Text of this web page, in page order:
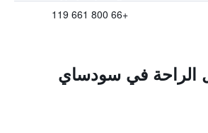
+66 800 661 119
الراحة في سودساي